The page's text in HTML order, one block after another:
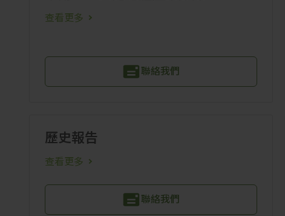
查看更多
聯絡我們
歷史報告
查看更多
聯絡我們